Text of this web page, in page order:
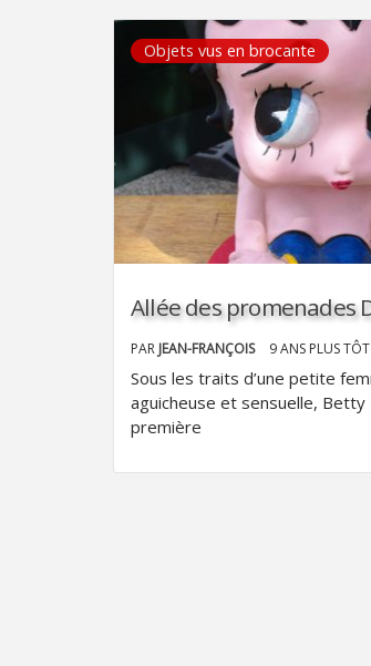
Objets vus en brocante
Allée des promenades
PAR JEAN-FRANÇOIS 9 ANS PLUS TÔT
Sous les traits d’une petite
aguicheuse et sensuelle, Betty
première